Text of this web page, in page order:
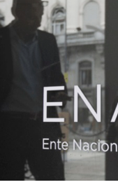
un espacio público,
movimiento obrero
Ghioldi durante su
TRANSMISION